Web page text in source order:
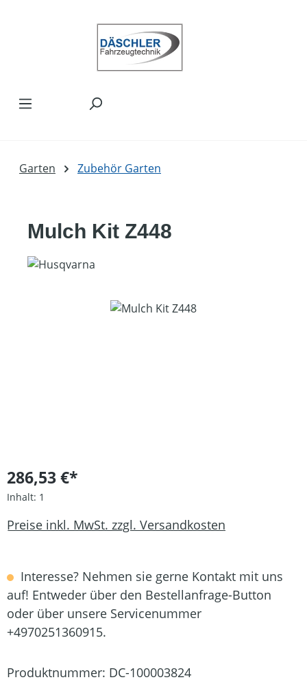
Garten Zubehör Garten
Mulch Kit Z448
Bildergalerie überspringen
286,53 €*
Inhalt: 1
Preise inkl. MwSt. zzgl. Versandkosten
Interesse? Nehmen sie gerne Kontakt mit uns
auf! Entweder über den Bestellanfrage-Button
oder über unsere Servicenummer
+4970251360915.
Produktnummer: DC-100003824